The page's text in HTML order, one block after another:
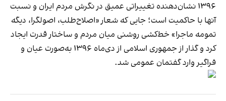
۱۳۹۶ نشان‌دهنده تغییراتی عمیق در نگرش مردم ایران و نسبت
آنها با حاکمیت است؛ جایی که شعار «اصلاح‌طلب، اصولگرا، دیگه
تمومه ماجرا» خط‌کشی روشنی میان مردم و ساختار قدرت ایجاد
کرد و گذار از جمهوری اسلامی از دی‌ماه ۱۳۹۶ به‌صورت عیان و
فراگیر وارد گفتمان عمومی شد.